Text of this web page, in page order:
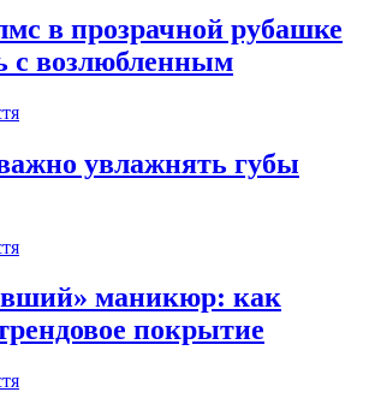
в прозрачной рубашке
с возлюбленным
увлажнять губы
маникюр: как
покрытие